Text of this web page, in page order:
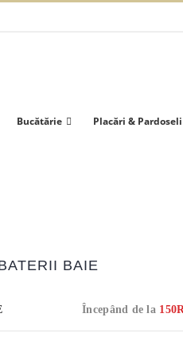
Bucătărie Placări & Pardoseli
BAIE
Începând de la